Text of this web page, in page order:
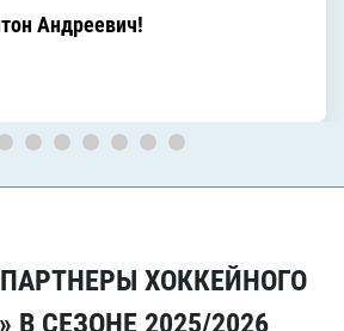
Андреевич!
ХОККЕЙНОГО
В СЕЗОНЕ 2025/2026